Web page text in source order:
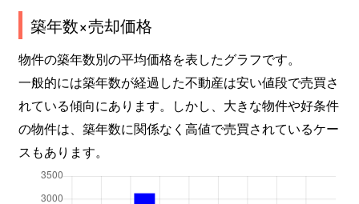
築年数×売却価格
物件の築年数別の平均価格を表したグラフです。
一般的には築年数が経過した不動産は安い値段で売買さ
れている傾向にあります。しかし、大きな物件や好条件
の物件は、築年数に関係なく高値で売買されているケー
スもあります。